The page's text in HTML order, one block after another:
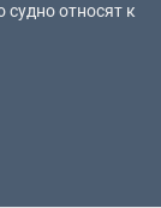
судно относят к